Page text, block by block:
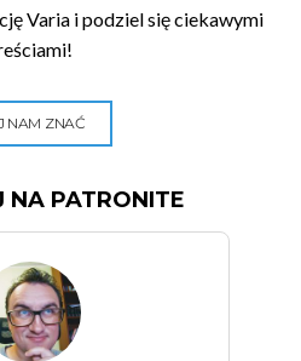
Varia i podziel się ciekawymi
NAM ZNAĆ
NA PATRONITE